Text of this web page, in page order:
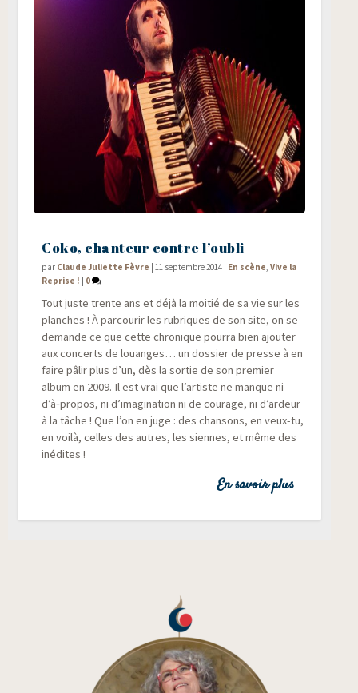
Coko, chanteur contre l’oubli
par Claude Juliette Fèvre |11 septembre 2014 En scène,Vive la
Reprise !
0
Tout juste trente ans et déjà la moi­tié de sa vie sur les
planches ! À par­cou­rir les rubriques de son site, on se
demande ce que cette chro­nique pour­ra bien ajou­ter
aux concerts de louanges… un dos­sier de presse à en
faire pâlir plus d’un, dès la sor­tie de son pre­mier
album en 2009. Il est vrai que l’artiste ne manque ni
d’à‑propos, ni d’imagination ni de cou­rage, ni d’ardeur
à la tâche ! Que l’on en juge : des chan­sons, en veux-tu,
en voi­là, celles des autres, les siennes, et même des
inédites !
En savoir plus